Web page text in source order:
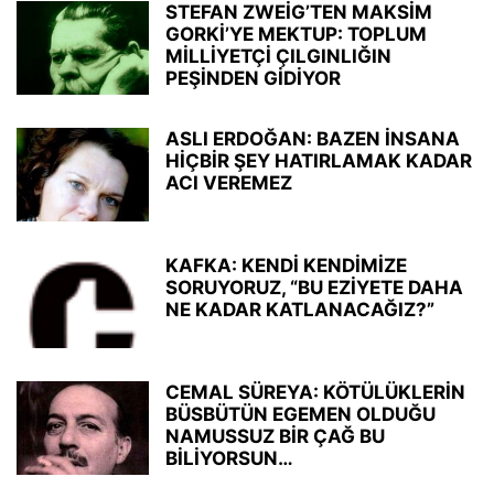
STEFAN ZWEİG’TEN MAKSİM
GORKİ’YE MEKTUP: TOPLUM
MİLLİYETÇİ ÇILGINLIĞIN
PEŞİNDEN GİDİYOR
ASLI ERDOĞAN: BAZEN İNSANA
HİÇBİR ŞEY HATIRLAMAK KADAR
ACI VEREMEZ
KAFKA: KENDİ KENDİMİZE
SORUYORUZ, “BU EZİYETE DAHA
NE KADAR KATLANACAĞIZ?”
CEMAL SÜREYA: KÖTÜLÜKLERİN
BÜSBÜTÜN EGEMEN OLDUĞU
NAMUSSUZ BİR ÇAĞ BU
BİLİYORSUN…